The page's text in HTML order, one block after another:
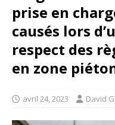
prise en
causés lors
respect des
en zone
avril 24, 2023 David